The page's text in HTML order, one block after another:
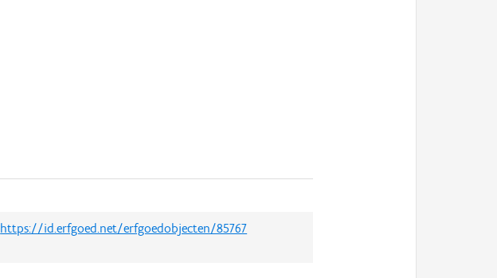
https://id.erfgoed.net/erfgoedobjecten/85767